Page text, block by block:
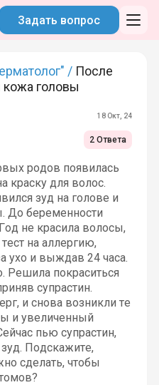
Задать вопрос
/ После
головы
18 Окт, 24
2 Ответа
родов появилась
краску для волос.
зуд на голове и
До беременности
не красила волосы,
на аллергию,
ухо и выждав 24 часа.
Решила покраситься
супрастин.
и снова возникли те
и увеличенный
пью супрастин,
Подскажите,
сделать, чтобы